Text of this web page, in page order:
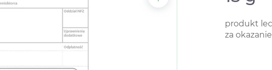
produkt
za